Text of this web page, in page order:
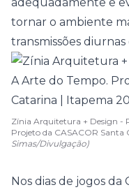
tornar o ambiente
transmissões
Zínia Arquitetura + Design -
Projeto da CASACOR
Simas/Divulgação)
Nos dias de jogos da